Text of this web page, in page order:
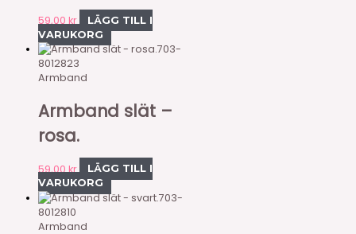
59,00 kr
LÄGG TILL I
VARUKORG
703-
8012823
Armband
Armband slät –
rosa.
59,00kr
LÄGG TILL I
VARUKORG
703-
8012810
Armband